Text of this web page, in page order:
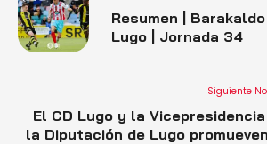
Resumen |
Lugo | Jornada 34
Siguiente
El CD Lugo y la
la Diputación de Lugo